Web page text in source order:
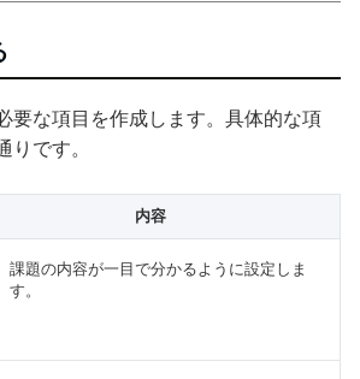
要な項目を作成します。具体的な項
りです。
内容
課題の内容が一目で分かるように設定しま
す。